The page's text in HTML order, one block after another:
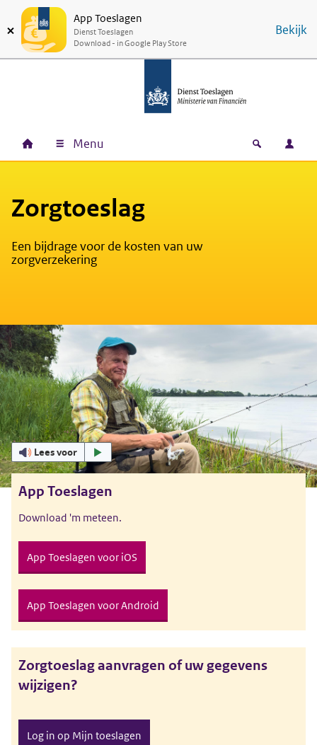
Ga naar hoofdinhoud
Ga direct naar hoofdnavigatie
Ga direct naar footer
Hoofdnavigatie
Home Menu Open
Zorgtoeslag
Een bijdrage voor de kosten van uw
zorgverzekering
Lees voor
Uitgelicht
App Toeslagen
Download 'm meteen.
App Toeslagen voor iOS
App Toeslagen voor Android
Zorgtoeslag aanvragen of uw gegevens
wijzigen?
Log in op Mijn toeslagen
App Toeslagen
Dienst Toeslagen
Download - in Google Play Store
Bekijk